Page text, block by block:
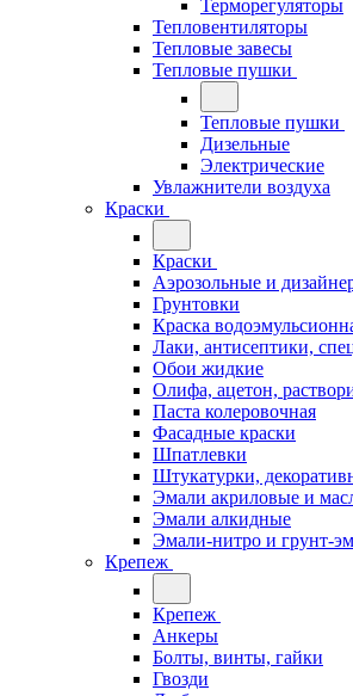
Терморегуляторы
Тепловентиляторы
Тепловые завесы
Тепловые пушки
Тепловые пушки
Дизельные
Электрические
Увлажнители воздуха
Краски
Краски
Аэрозольные и
Грунтовки
Краска
Лаки, антисептики,
Обои жидкие
Олифа, ацетон,
Паста колеровочная
Фасадные краски
Шпатлевки
Штукатурки,
Эмали акриловые и
Эмали алкидные
Эмали-нитро и грунт-
Крепеж
Крепеж
Анкеры
Болты, винты, гайки
Гвозди